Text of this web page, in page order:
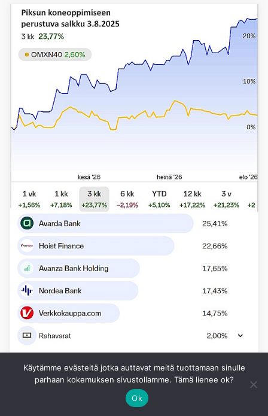
SALKUN RAKENNE
Piksun salkku tuotti Q2/2026
Käytämme evästeitä jotka auttavat meitä tuottamaan sinulle
parhaan kokemuksen sivustollamme. Tämä lienee ok?
Ok